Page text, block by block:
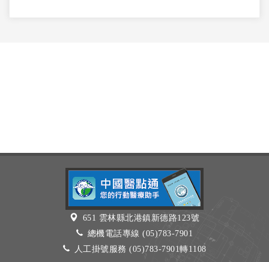
651 雲林縣北港鎮新德路123號
總機電話專線 (05)783-7901
人工掛號服務 (05)783-7901轉1108